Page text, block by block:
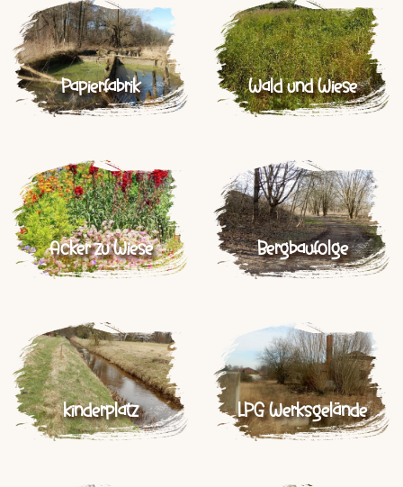
Papierfabrik Wald und Wiese
Acker zu Wiese Bergbaufolge
kinderplatz LPG Werksgelände